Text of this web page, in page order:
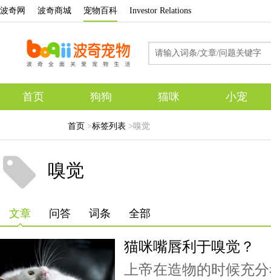
波奇网 波奇商城 宠物百科 Investor Relations
首页 狗狗 猫咪 小宠
首页 >标签列表 >嗅觉
嗅觉
文章 问答 词条 全部
猫咪嘴唇利于嗅觉？
上帝在造物的时候充